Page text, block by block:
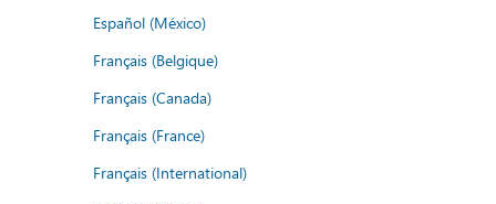
Español (México)
Français (Belgique)
Français (Canada)
Français (France)
Français (International)